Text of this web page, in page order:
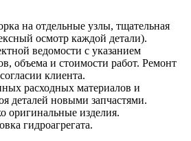
на отдельные узлы, тщательная
осмотр каждой детали).
ведомости с указанием
объема и стоимости работ. Ремонт
клиента.
расходных материалов и
деталей новыми запчастями.
оригинальные изделия.
гидроагрегата.